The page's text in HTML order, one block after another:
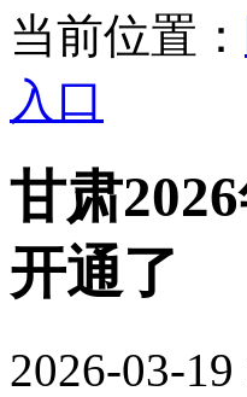
当前位置：
入口
甘肃
开通了
2026-03-19